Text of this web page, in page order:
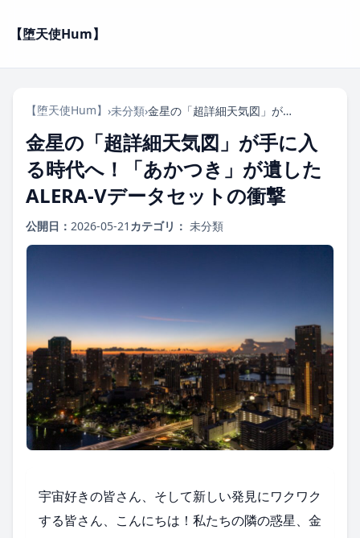
【堕天使Hum】
【堕天使Hum】 ›未分類› 金星の「超詳細天気図」が手に入る時代へ！「あかつき」が遺したALERA-Vデータセットの衝撃
金星の「超詳細天気図」が手に入
る時代へ！「あかつき」が遺した
ALERA-Vデータセットの衝撃
公開日： 2026-05-21 カテゴリ： 未分類
宇宙好きの皆さん、そして新しい発見にワクワク
する皆さん、こんにちは！私たちの隣の惑星、金